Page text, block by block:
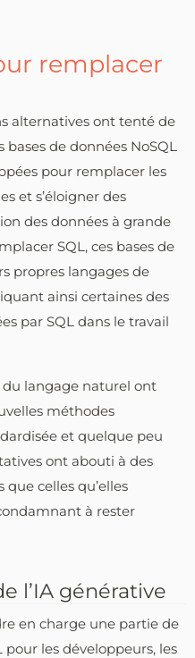
remplacer
alternatives ont tenté de
bases de données NoSQL
pour remplacer les
et s’éloigner des
des données à grande
SQL, ces bases de
propres langages de
ainsi certaines des
par SQL dans le travail
langage naturel ont
méthodes
et quelque peu
ont abouti à des
celles qu’elles
à rester
l’IA générative
en charge une partie de
les développeurs, les